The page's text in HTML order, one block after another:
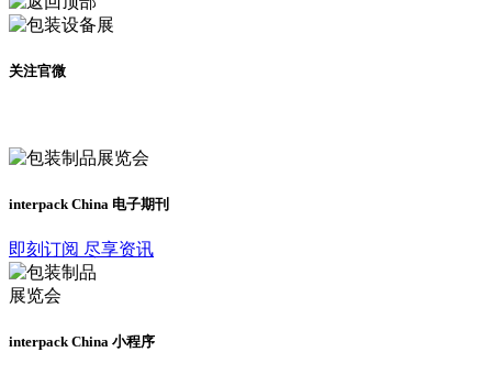
关注官微
interpack China 电子期刊
即刻订阅 尽享资讯
interpack China 小程序